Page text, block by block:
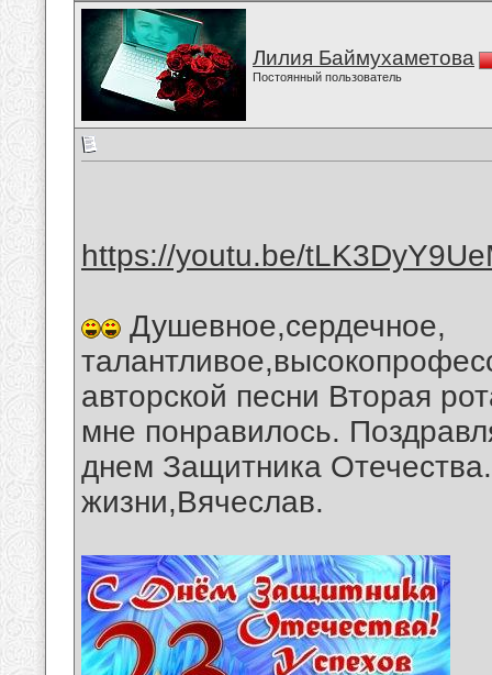
Лилия Баймухаметова
Постоянный пользователь
https://youtu.be/
Душевное,сердечное,
авторской песни Вторая
мне понравилось.
днем Защитника
жизни,Вячеслав.